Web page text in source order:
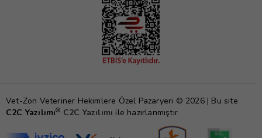
Vet-Zon Veteriner Hekimlere Özel Pazaryeri © 2026 | Bu site
C2C Yazılımı® C2C Yazılımı ile hazırlanmıştır